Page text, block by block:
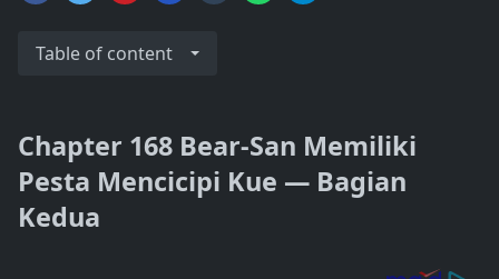
Table of content
Chapter 168 Bear-San Memiliki
Pesta Mencicipi Kue — Bagian
Kedua